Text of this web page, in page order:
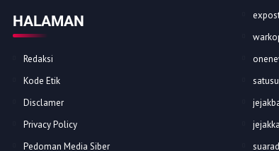
HALAMAN
Redaksi
Kode Etik
Disclamer
Privacy Policy
Pedoman Media Siber